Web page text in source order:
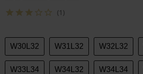
(1)
Wybierz
swój
rozmiar
W30L32 W31L32 W32L32
W33L34 W34L32 W34L34